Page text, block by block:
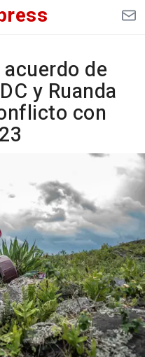
de
y Ruanda
con